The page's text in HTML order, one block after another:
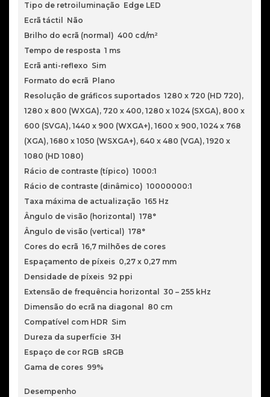
Tipo de retroiluminação Edge LED
Ecrã táctil Não
Brilho do ecrã (normal) 400 cd/m²
Tempo de resposta 1 ms
Ecrã anti-reflexo Sim
Formato do ecrã Plano
Resolução de gráficos suportados 1280 x 720 (HD 720),
1280 x 800 (WXGA), 720 x 400, 1280 x 1024 (SXGA), 800 x
600 (SVGA), 1440 x 900 (WXGA+), 1600 x 900, 1024 x 768
(XGA), 1680 x 1050 (WSXGA+), 640 x 480 (VGA), 1920 x
1080 (HD 1080)
Rácio de contraste (típico) 1000:1
Rácio de contraste (dinâmico) 10000000:1
Taxa máxima de actualização 165 Hz
Ângulo de visão (horizontal) 178°
Ângulo de visão (vertical) 178°
Cores do ecrã 16,7 milhões de cores
Espaçamento de píxeis 0,27 x 0,27 mm
Densidade de píxeis 92 ppi
Extensão de frequência horizontal 30 – 255 kHz
Dimensão do ecrã na diagonal 80 cm
Compatível com HDR Sim
Dureza da superfície 3H
Espaço de cor RGB sRGB
Gama de cores 99%
Desempenho